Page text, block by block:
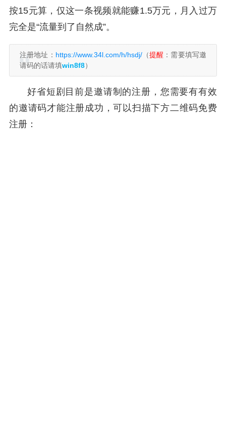
按15元算，仅这一条视频就能赚1.5万元，月入过万
完全是“流量到了自然成”。
注册地址： https://www.34l.com/h/hsdj/（提醒 ：需要填写邀
请码的话请填win8f8）
好省短剧目前是邀请制的注册，您需要有有效
的邀请码才能注册成功，可以扫描下方二维码免费
注册：